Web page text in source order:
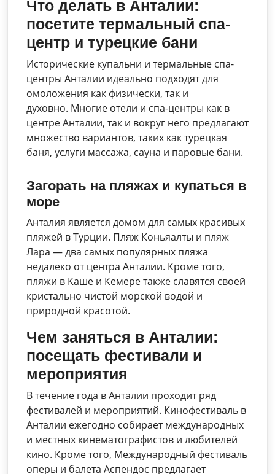
Что делать в Анталии:
посетите термальный спа-
центр и турецкие бани
Исторические купальни и термальные спа-
центры Анталии идеально подходят для
омоложения как физически, так и
духовно. Многие отели и спа-центры как в
центре Анталии, так и вокруг него предлагают
множество вариантов, таких как турецкая
баня, услуги массажа, сауна и паровые бани.
Загорать на пляжах и купаться в
море
Анталия является домом для самых красивых
пляжей в Турции. Пляж Коньяалты и пляж
Лара — два самых популярных пляжа
недалеко от центра Анталии. Кроме того,
пляжи в Каше и Кемере также славятся своей
кристально чистой морской водой и
природной красотой.
Чем заняться в Анталии:
посещать фестивали и
мероприятия
В течение года в Анталии проходит ряд
фестивалей и мероприятий. Кинофестиваль в
Анталии ежегодно собирает международных
и местных кинематографистов и любителей
кино. Кроме того, Международный фестиваль
оперы и балета Аспендос предлагает